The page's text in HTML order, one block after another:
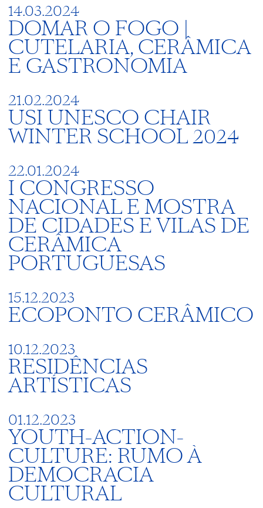
14.03.2024
DOMAR O FOGO |
CUTELARIA, CERÂMICA
E GASTRONOMIA
21.02.2024
USI UNESCO CHAIR
WINTER SCHOOL 2024
22.01.2024
I CONGRESSO
NACIONAL E MOSTRA
DE CIDADES E VILAS DE
CERÂMICA
PORTUGUESAS
15.12.2023
ECOPONTO CERÂMICO
10.12.2023
RESIDÊNCIAS
ARTÍSTICAS
01.12.2023
YOUTH-ACTION-
CULTURE: RUMO À
DEMOCRACIA
CULTURAL